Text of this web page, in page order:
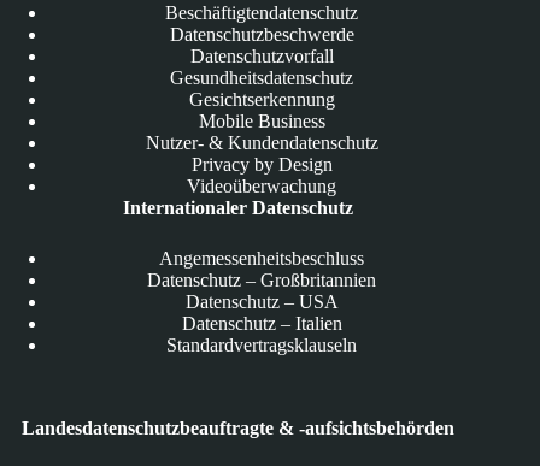
Beschäftigtendatenschutz
Datenschutzbeschwerde
Datenschutzvorfall
Gesundheitsdatenschutz
Gesichtserkennung
Mobile Business
Nutzer- & Kundendatenschutz
Privacy by Design
Videoüberwachung
Internationaler Datenschutz
Angemessenheitsbeschluss
Datenschutz – Großbritannien
Datenschutz – USA
Datenschutz – Italien
Standardvertragsklauseln
Landesdatenschutzbeauftragte & -aufsichtsbehörden